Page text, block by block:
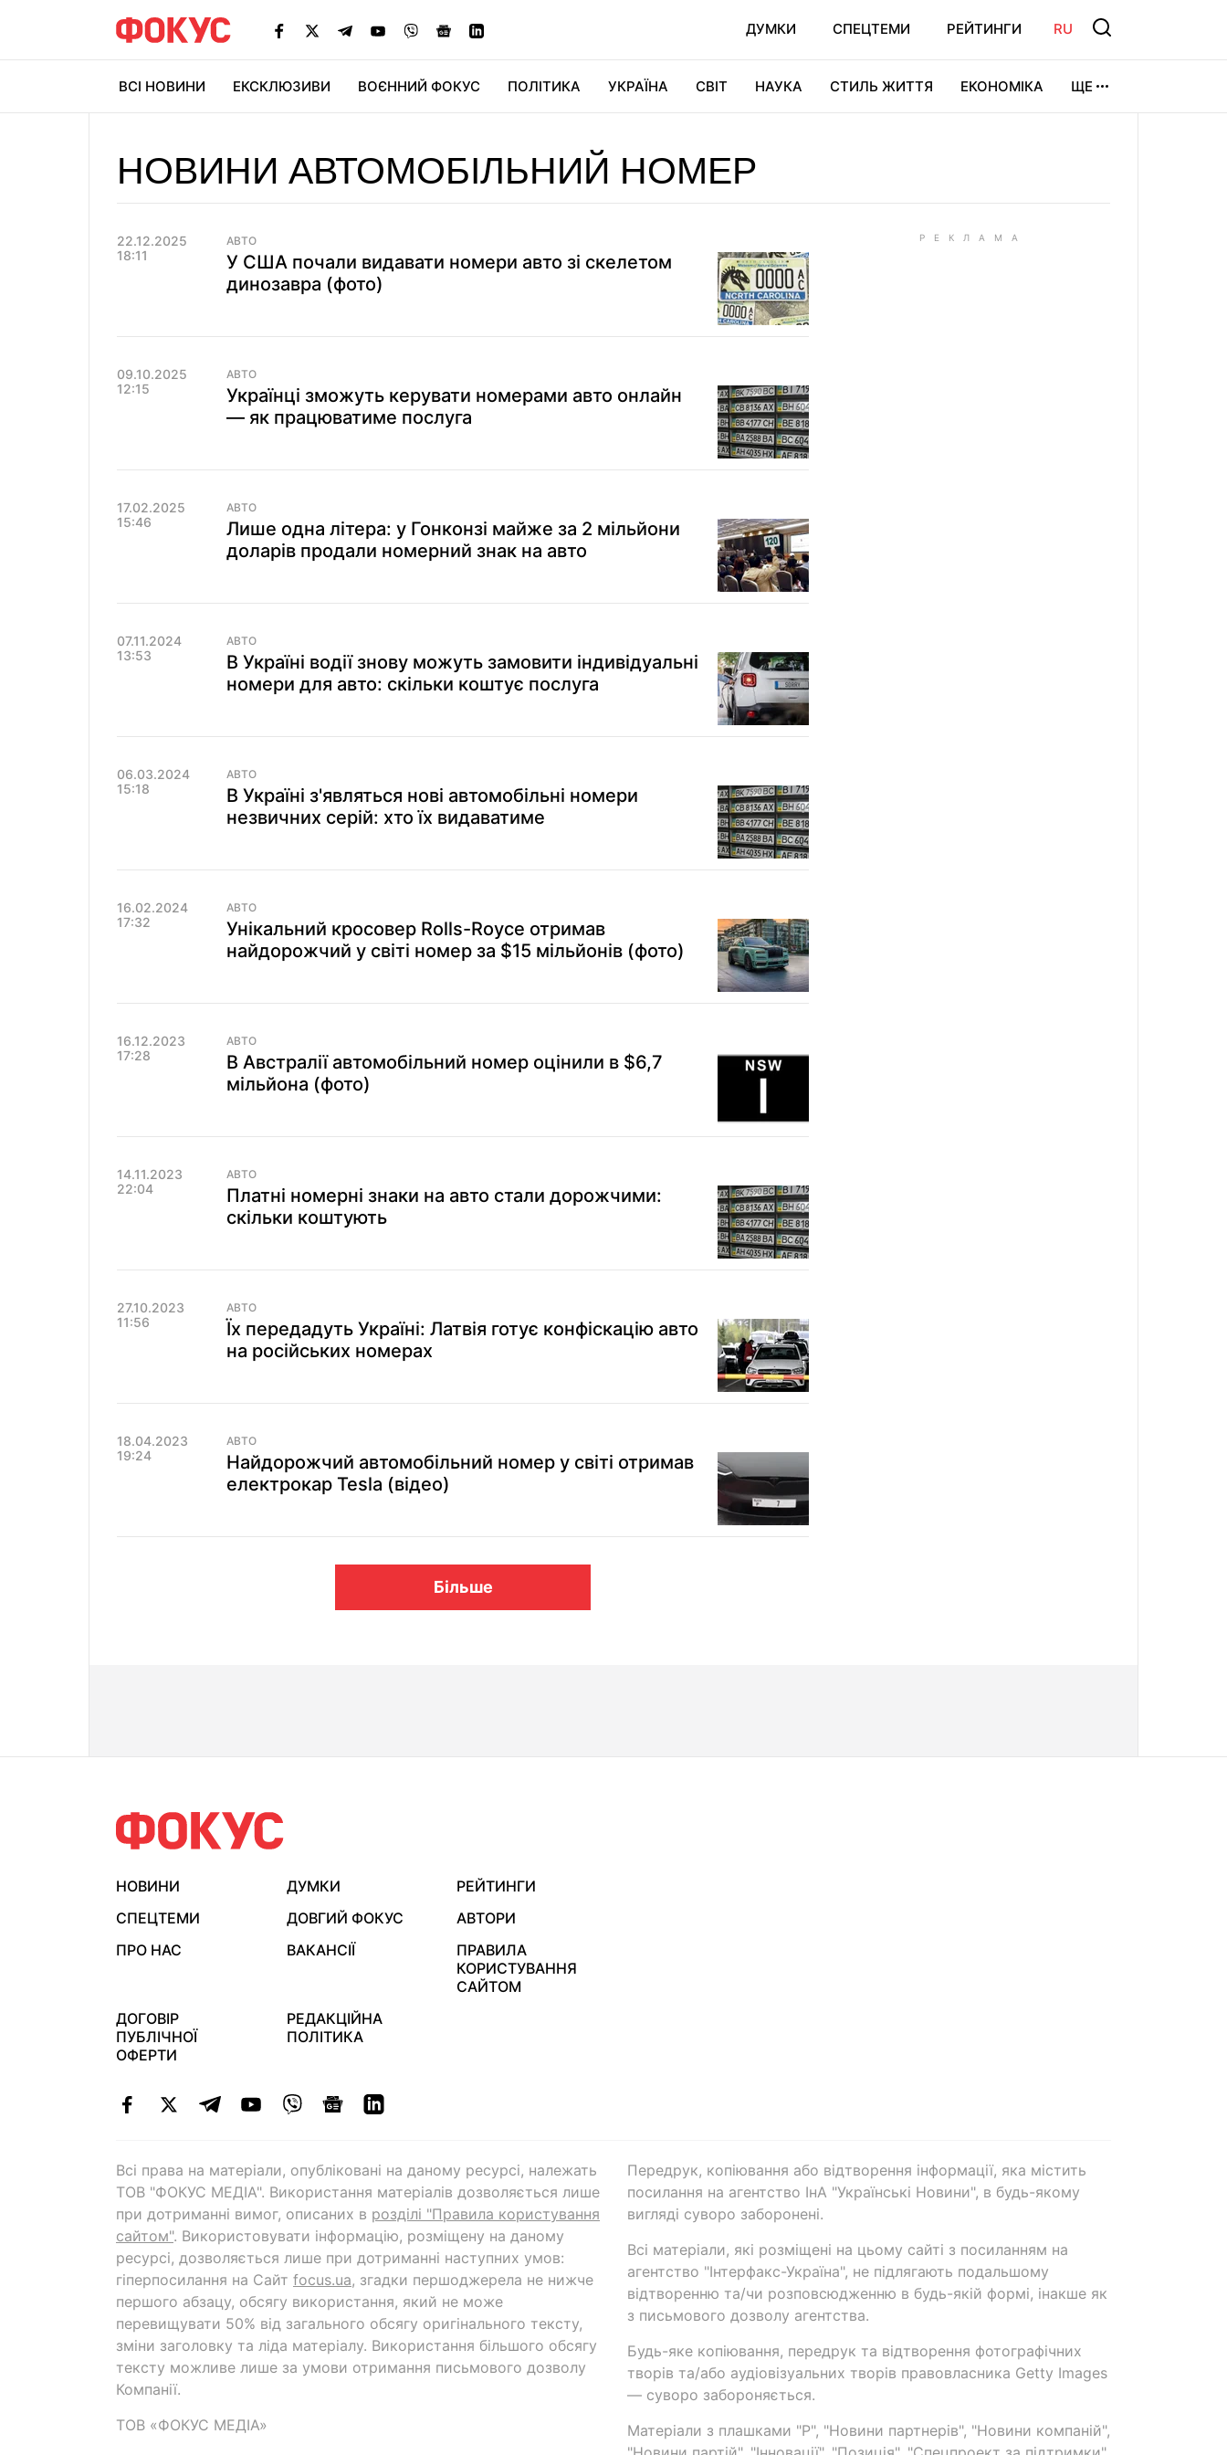
ДУМКИ СПЕЦТЕМИ РЕЙТИНГИ RU
ВСІ НОВИНИ ЕКСКЛЮЗИВИ ВОЄННИЙ ФОКУС ПОЛІТИКА УКРАЇНА СВІТ НАУКА СТИЛЬ ЖИТТЯ ЕКОНОМІКА ЩЕ
НОВИНИ АВТОМОБІЛЬНИЙ НОМЕР
22.12.2025
18:11
АВТО
У США почали видавати номери авто зі скелетом
динозавра (фото)
09.10.2025
12:15
АВТО
Українці зможуть керувати номерами авто онлайн
— як працюватиме послуга
17.02.2025
15:46
АВТО
Лише одна літера: у Гонконзі майже за 2 мільйони
доларів продали номерний знак на авто
07.11.2024
13:53
АВТО
В Україні водії знову можуть замовити індивідуальні
номери для авто: скільки коштує послуга
06.03.2024
15:18
АВТО
В Україні з'являться нові автомобільні номери
незвичних серій: хто їх видаватиме
16.02.2024
17:32
АВТО
Унікальний кросовер Rolls-Royce отримав
найдорожчий у світі номер за $15 мільйонів (фото)
16.12.2023
17:28
АВТО
В Австралії автомобільний номер оцінили в $6,7
мільйона (фото)
14.11.2023
22:04
АВТО
Платні номерні знаки на авто стали дорожчими:
скільки коштують
27.10.2023
11:56
АВТО
Їх передадуть Україні: Латвія готує конфіскацію авто
на російських номерах
18.04.2023
19:24
АВТО
Найдорожчий автомобільний номер у світі отримав
електрокар Tesla (відео)
Більше
НОВИНИ ДУМКИ
РЕЙТИНГИ
СПЕЦТЕМИ
ДОВГИЙ ФОКУС
АВТОРИ
ПРО НАС
ВАКАНСІЇ
ПРАВИЛА
КОРИСТУВАННЯ
САЙТОМ
ДОГОВІР
ПУБЛІЧНОЇ
ОФЕРТИ
РЕДАКЦІЙНА
ПОЛІТИКА
Всі права на матеріали, опубліковані на даному ресурсі, належать
ТОВ "ФОКУС МЕДІА". Використання матеріалів дозволяється лише
при дотриманні вимог, описаних в розділі "Правила користування
сайтом". Використовувати інформацію, розміщену на даному
ресурсі, дозволяється лише при дотриманні наступних умов:
гіперпосилання на Cайт focus.ua, згадки першоджерела не нижче
першого абзацу, обсягу використання, який не може
перевищувати 50% від загального обсягу оригінального тексту,
зміни заголовку та ліда матеріалу. Використання більшого обсягу
тексту можливе лише за умови отримання письмового дозволу
Компанії.
ТОВ «ФОКУС МЕДІА»
Передрук, копіювання або відтворення інформації, яка містить
посилання на агентство ІнА "Українські Новини", в будь-якому
вигляді суворо заборонені.
Всі матеріали, які розміщені на цьому сайті з посиланням на
агентство "Інтерфакс-Україна", не підлягають подальшому
відтворенню та/чи розповсюдженню в будь-якій формі, інакше як
з письмового дозволу агентства.
Будь-яке копіювання, передрук та відтворення фотографічних
творів та/або аудіовізуальних творів правовласника Getty Images
— суворо забороняється.
Матеріали з плашками "Р", "Новини партнерів", "Новини компаній",